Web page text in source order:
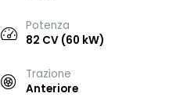
Potenza
82 CV (60 kW)
Trazione
Anteriore